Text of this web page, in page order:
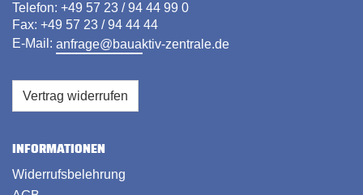
Telefon: +49 57 23 / 94 44 99 0
Fax: +49 57 23 / 94 44 44
E-Mail: anfrage@bauaktiv-zentrale.de
Vertrag widerrufen
INFORMATIONEN
Widerrufsbelehrung